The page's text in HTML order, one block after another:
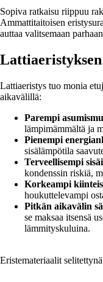
Sopiva ratkaisu riippuu
Ammattitaitoisen
auttaa valitsemaan
Lattiaeristys tuo monia
aikavälillä:
Parempi
lämpimämmältä ja
Pienempi
sisälämpötila
Terveellisempi
kondenssin riskiä,
Korkeampi
houkuttelevampi
Pitkän aikavälin
se maksaa itsensä
lämmityskuluina.
Eristemateriaalit